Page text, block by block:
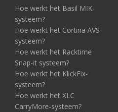
Hoe werkt het Basil MIK-
systeem?
Hoe werkt het Cortina AVS-
systeem?
Hoe werkt het Racktime
Snap-it systeem?
Hoe werkt het KlickFix-
systeem?
Hoe werkt het XLC
CarryMore-systeem?